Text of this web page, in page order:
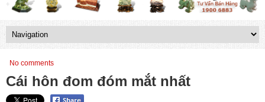
No comments
Cái hôn đom đóm mắt nhất